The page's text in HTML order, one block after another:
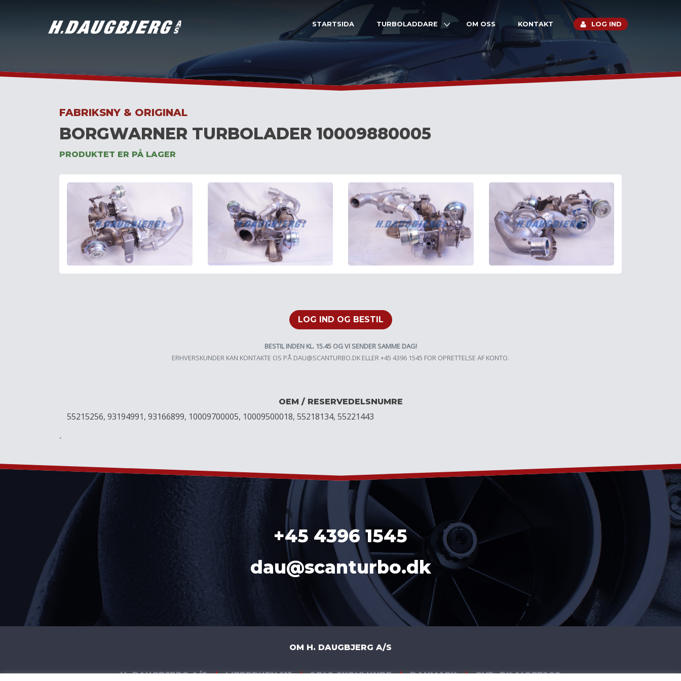
STARTSIDA TURBOLADDARE OM OSS KONTAKT LOG IND
FABRIKSNY & ORIGINAL
BORGWARNER TURBOLADER 10009880005
PRODUKTET ER PÅ LAGER
LOG IND OG BESTIL
BESTIL INDEN KL. 15.45 OG VI SENDER SAMME DAG!
ERHVERSKUNDER KAN KONTAKTE OS PÅ DAU@SCANTURBO.DK ELLER +45 4396 1545 FOR OPRETTELSE AF KONTO.
OEM / RESERVEDELSNUMRE
55215256, 93194991, 93166899, 10009700005, 10009500018, 55218134, 55221443
´
+45 4396 1545
dau@scanturbo.dk
OM H. DAUGBJERG A/S
H. DAUGBJERG A/S | LITERBUEN 11J | 2740 SKOVLUNDE | DANMARK | CVR: DK 14877908